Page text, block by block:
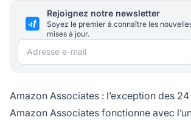
Rejoignez notre newsletter
Soyez le premier à connaître les
mises à jour.
Adresse e-mail
Amazon Associates : l’exception des
Amazon Associates fonctionne avec